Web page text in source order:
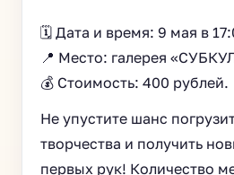
🗓 Дата и время: 9 мая в
📍 Место: галерея
💰 Стоимость: 400 рублей.
Не упустите шанс
творчества и получить
первых рук! Количество